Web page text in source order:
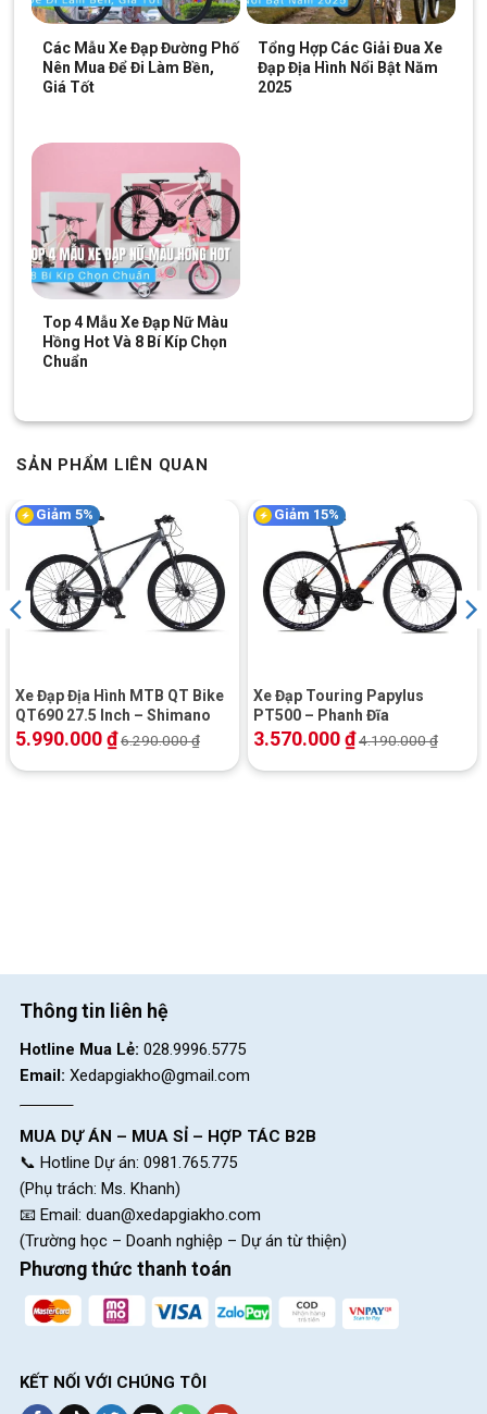
Các Mẫu Xe Đạp Đường Phố
Nên Mua Để Đi Làm Bền,
Giá Tốt
Tổng Hợp Các Giải Đua Xe
Đạp Địa Hình Nổi Bật Năm
2025
Top 4 Mẫu Xe Đạp Nữ Màu
Hồng Hot Và 8 Bí Kíp Chọn
Chuẩn
SẢN PHẨM LIÊN QUAN
Giảm 5%
Xe Đạp Địa Hình MTB QT Bike
QT690 27.5 Inch – Shimano
5.990.000₫6.290.000₫
Giảm 15%
Xe Đạp Touring Papylus
PT500 – Phanh Đĩa
3.570.000₫4.190.000₫
Thông tin liên hệ
Hotline Mua Lẻ: 028.9996.5775
Email: Xedapgiakho@gmail.com
MUA DỰ ÁN – MUA SỈ – HỢP TÁC B2B
📞 Hotline Dự án: 0981.765.775
(Phụ trách: Ms. Khanh)
📧 Email: duan@xedapgiakho.com
(Trường học – Doanh nghiệp – Dự án từ thiện)
Phương thức thanh toán
KẾT NỐI VỚI CHÚNG TÔI